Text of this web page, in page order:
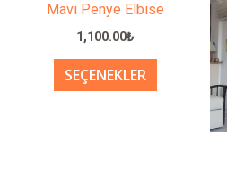
Mavi Penye Elbise
1,100.00₺
SEÇENEKLER
Seçenekler